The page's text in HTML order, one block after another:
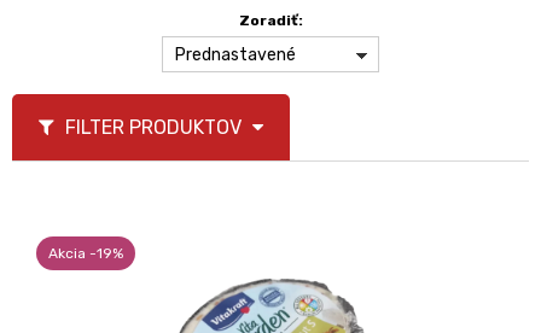
Zoradiť:
Prednastavené
FILTER PRODUKTOV
Akcia -19%